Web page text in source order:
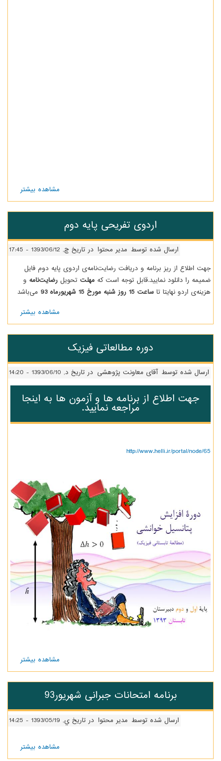
مشاهده بیشتر
درباره
پیش
اردوی تفریحی پایه دوم
ارسال شده توسطمدیر محتوادر تاریخ چ, 1393/06/12 - 17:45
اطلاع از ریز برنامه و دریافت رضایت‌نامه‌ی اردوی پایه دوم فایل
را دانلود نمایید.قابل توجه است کهمهلتتحویلرضایت‌نامهو
اردو نهایتا تاساعت 15 روز شنبه مورخ 15 شهریورماه 93 می‌باشد
مشاهده بیشتر درباره
پایه
دوره مطالعاتی فیزیک
شده توسطآقای معاونت پژوهشیدر تاریخ د, 1393/06/10 - 14:20
جهت اطلاع از برنامه ها و آزمون ها به اینجا
مراجعه نمایید.
http://www.helli.ir/portal/node/
مشاهده بیشتر
درباره
فیزیک
برنامه امتحانات جبرانی شهریور93
ارسال شده توسطمدیر محتوادر تاریخ ي, 1393/05/19 - 14:25
مشاهده بیشتر
درباره